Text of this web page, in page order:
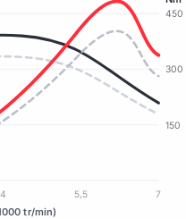
150
300
450
4 5,5 7
tr/min)